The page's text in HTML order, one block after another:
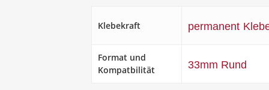
Klebekraft permanent
Format und
Kompatbilität
33mm Rund